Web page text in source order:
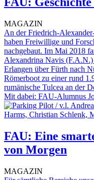
MAGAZIN
An der Friedrich-
haben Freiwillige und
nachgebaut. Im Mai 2018
Alexandrina Navis
Erlangen über Fürth nach
Römerboot zu einer rund
rumänische Tulcea an der
Mit dabei: FAU-Alumnus
FAU: Eine
von Morgen
MAGAZIN